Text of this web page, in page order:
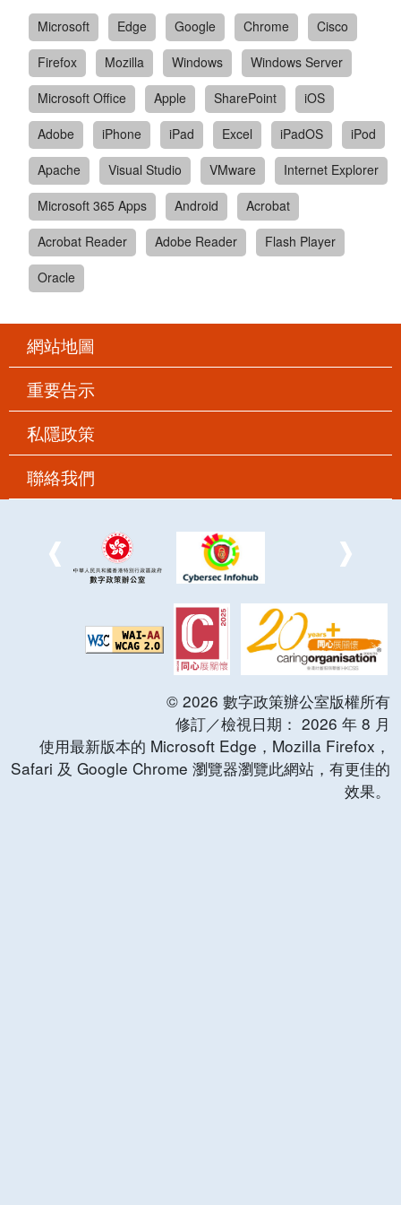
Microsoft Edge Google Chrome
Cisco
Firefox
Mozilla Windows
Windows Server
Microsoft Office
Apple SharePoint
iOS
Adobe
iPhone iPad Excel iPadOS
iPod
Apache
Visual Studio VMware
Internet Explorer
Microsoft 365 Apps
Android
Acrobat
Acrobat Reader
Adobe Reader
Flash Player
Oracle
網站地圖
重要告示
私隱政策
聯絡我們
© 2026 數字政策辦公室版權所有
修訂／檢視日期： 2026 年 8 月
使用最新版本的 Microsoft Edge，Mozilla Firefox，
Safari 及 Google Chrome 瀏覽器瀏覽此網站，有更佳的
效果。